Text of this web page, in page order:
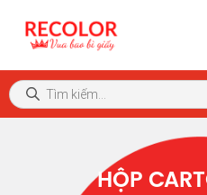
HỘP